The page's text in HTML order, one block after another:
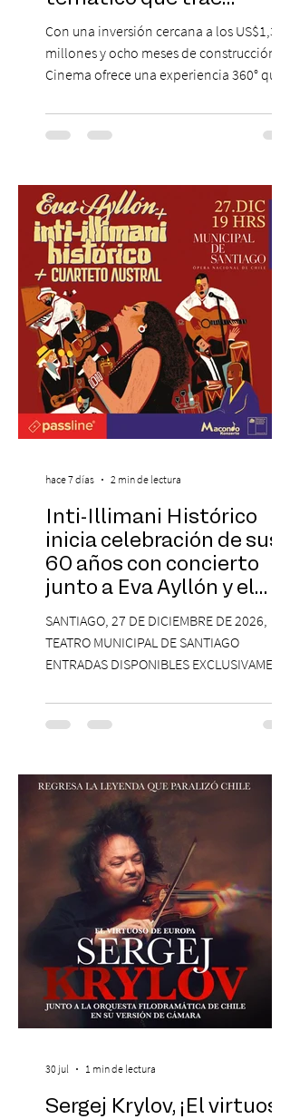
Hollywood a Chile
Con una inversión cercana a los US$1,3
millones y ocho meses de construcción,
Cinema ofrece una experiencia 360° que
cinematográfica y actores en vivo,
recreando algunos de los universos más
una nueva atracción a su oferta
gastronómica y turística con la apertura de
Cinema, un restaurante temático
inspirado en el concepto de un museo de
Hollywood, que promete transportar a sus
visitantes a distintos
Inti-Illimani Histórico
inicia celebración de sus
60 años con concierto
junto a Eva Ayllón y el
Cuarteto Austral en el
Teatro Municipal de
Santiago
SANTIAGO, 27 DE DICIEMBRE DE 2026,
TEATRO MUNICIPAL DE SANTIAGO
ENTRADAS DISPONIBLES EXCLUSIVAMENTE
agrupación ícono de la Nueva Canción
Chilena conmemorará su legado de 60
19:00 horas, en el Teatro Municipal de
Santiago. La celebración reunirá a la
máxima exponente de la música popular
peruana, Eva Ayllón, al Cuarteto Austral y
un repertorio que recorrerá seis décadas
de obras que transformaron l
hace 7 días 2 min de lectura
Sergej Krylov, ¡El virtuoso
30 jul 1 min de lectura